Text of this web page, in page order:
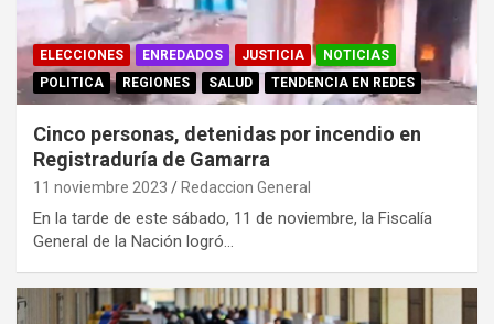
ELECCIONES ENREDADOS JUSTICIA
NOTICIAS
POLITICA
REGIONES SALUD TENDENCIA EN REDES
Cinco personas, detenidas por incendio en
Registraduría de Gamarra
11 noviembre 2023 Redaccion General
En la tarde de este sábado, 11 de noviembre, la Fiscalía
General de la Nación logró…